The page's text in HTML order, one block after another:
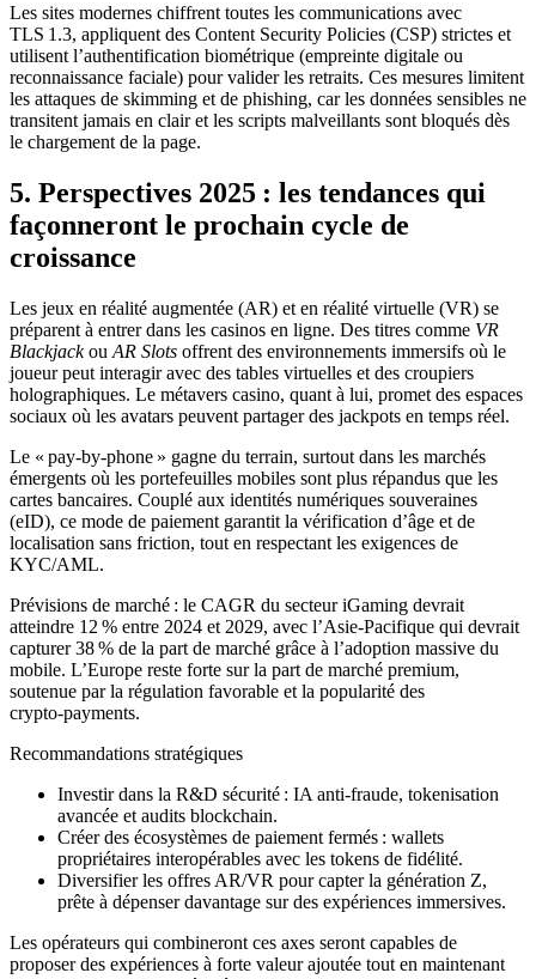
Les sites modernes chiffrent toutes les communications avec
TLS 1.3, appliquent des Content Security Policies (CSP) strictes et
utilisent l’authentification biométrique (empreinte digitale ou
reconnaissance faciale) pour valider les retraits. Ces mesures limitent
les attaques de skimming et de phishing, car les données sensibles ne
transitent jamais en clair et les scripts malveillants sont bloqués dès
le chargement de la page.
5. Perspectives 2025 : les tendances qui
façonneront le prochain cycle de
croissance
Les jeux en réalité augmentée (AR) et en réalité virtuelle (VR) se
préparent à entrer dans les casinos en ligne. Des titres comme VR
Blackjackou AR Slots offrent des environnements immersifs où le
joueur peut interagir avec des tables virtuelles et des croupiers
holographiques. Le métavers casino, quant à lui, promet des espaces
sociaux où les avatars peuvent partager des jackpots en temps réel.
Le « pay‑by‑phone » gagne du terrain, surtout dans les marchés
émergents où les portefeuilles mobiles sont plus répandus que les
cartes bancaires. Couplé aux identités numériques souveraines
(eID), ce mode de paiement garantit la vérification d’âge et de
localisation sans friction, tout en respectant les exigences de
KYC/AML.
Prévisions de marché : le CAGR du secteur iGaming devrait
atteindre 12 % entre 2024 et 2029, avec l’Asie‑Pacifique qui devrait
capturer 38 % de la part de marché grâce à l’adoption massive du
mobile. L’Europe reste forte sur la part de marché premium,
soutenue par la régulation favorable et la popularité des
crypto‑payments.
Recommandations stratégiques
Investir dans la R&D sécurité : IA anti‑fraude, tokenisation
avancée et audits blockchain.
Créer des écosystèmes de paiement fermés : wallets
propriétaires interopérables avec les tokens de fidélité.
Diversifier les offres AR/VR pour capter la génération Z,
prête à dépenser davantage sur des expériences immersives.
Les opérateurs qui combineront ces axes seront capables de
proposer des expériences à forte valeur ajoutée tout en maintenant